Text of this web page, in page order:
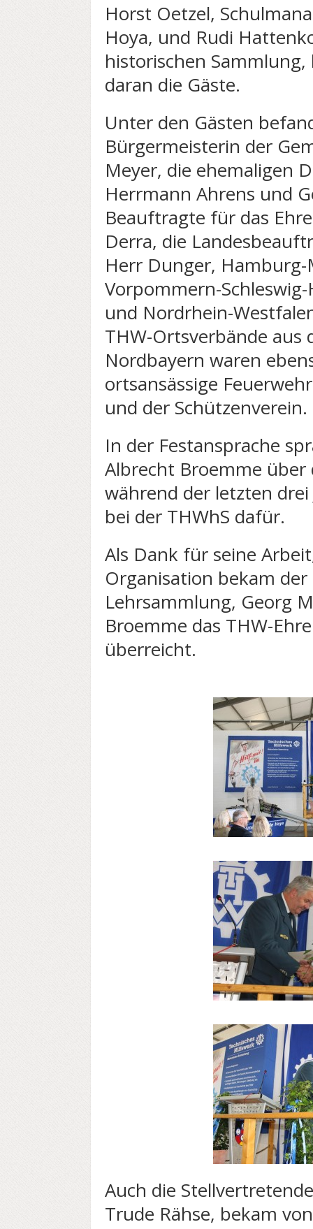
Horst Oetzel,
Hoya, und Rudi
historischen
daran die Gäste.
Unter den Gästen
Bürgermeisterin der
Meyer, die ehemaligen
Herrmann Ahrens und
Beauftragte für das
Derra, die
Herr Dunger,
Vorpommern-
und Nordrhein-
THW-Ortsverbände aus
Nordbayern waren
ortsansässige
und der Schützenverein.
In der Festansprache
Albrecht Broemme über
während der letzten
bei der THWhS dafür.
Als Dank für seine
Organisation bekam
Lehrsammlung, Georg
Broemme das THW-
überreicht.
Auch die
Trude Rähse, bekam